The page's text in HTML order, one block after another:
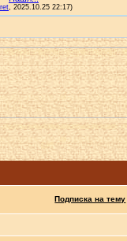
Подписка на тему